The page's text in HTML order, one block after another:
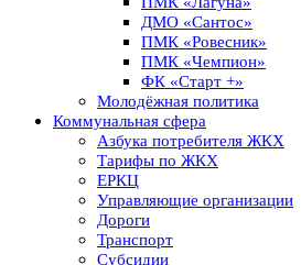
ДМО «Сантос»
ПМК «Ровесник»
ПМК «Чемпион»
ФК «Старт +»
Молодёжная политика
Коммунальная сфера
Азбука потребителя ЖКХ
Тарифы по ЖКХ
ЕРКЦ
Управляющие организации
Дороги
Транспорт
Субсидии